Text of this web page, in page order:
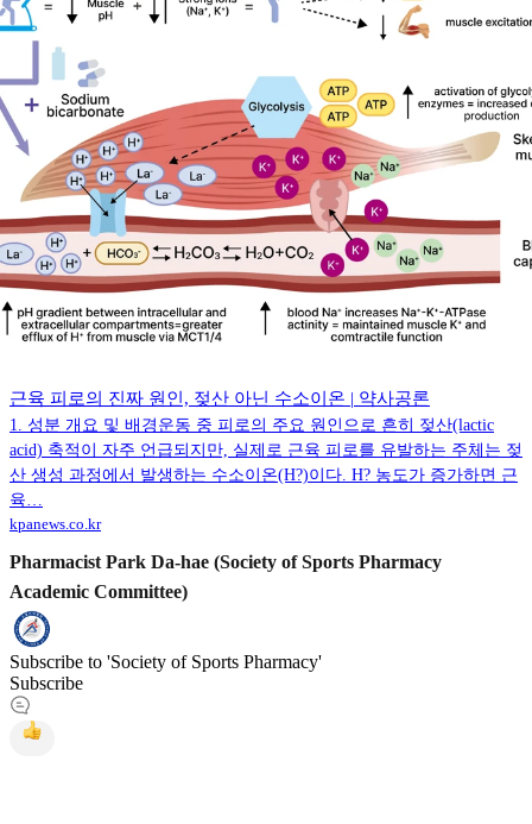
근육 피로의 진짜 원인, 젖산 아닌 수소이온 | 약사공론
1. 성분 개요 및 배경운동 중 피로의 주요 원인으로 흔히 젖산(lactic
acid) 축적이 자주 언급되지만, 실제로 근육 피로를 유발하는 주체는 젖
산 생성 과정에서 발생하는 수소이온(H?)이다. H? 농도가 증가하면 근
육…
kpanews.co.kr
Pharmacist Park Da-hae (Society of Sports Pharmacy
Academic Committee)
Subscribe to 'Society of Sports Pharmacy'
Subscribe